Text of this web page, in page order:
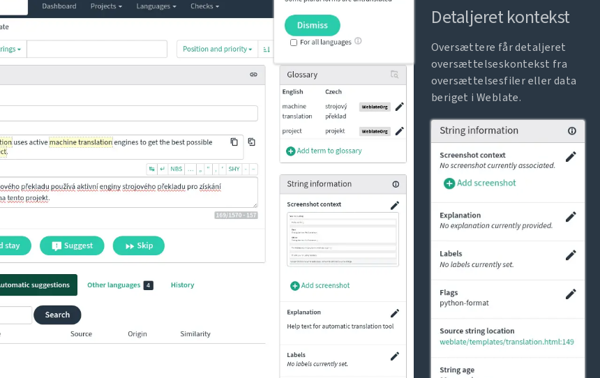
Detaljeret kontekst
Oversættere får detaljeret
oversættelseskontekst fra
oversættelsesfiler eller data
beriget i Weblate.